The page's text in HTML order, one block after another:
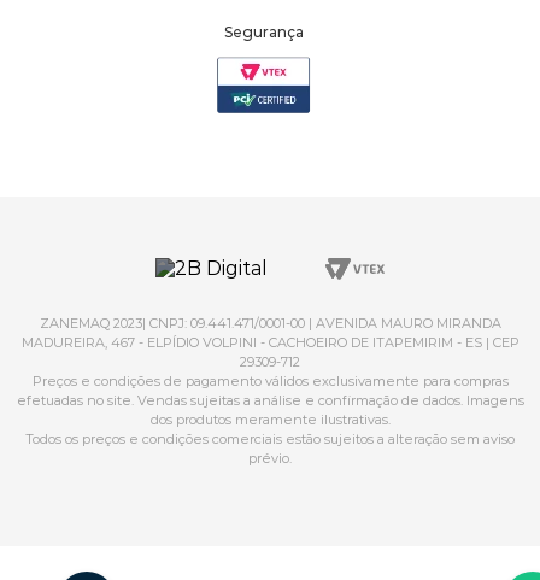
Segurança
ZANEMAQ 2023| CNPJ: 09.441.471/0001-00 | AVENIDA MAURO MIRANDA
MADUREIRA, 467 - ELPÍDIO VOLPINI - CACHOEIRO DE ITAPEMIRIM - ES | CEP
29309-712
Preços e condições de pagamento válidos exclusivamente para compras
efetuadas no site. Vendas sujeitas a análise e confirmação de dados. Imagens
dos produtos meramente ilustrativas.
Todos os preços e condições comerciais estão sujeitos a alteração sem aviso
prévio.